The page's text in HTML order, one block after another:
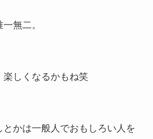
無二。
楽しくなるかもね笑
かは一般人でおもしろい人を